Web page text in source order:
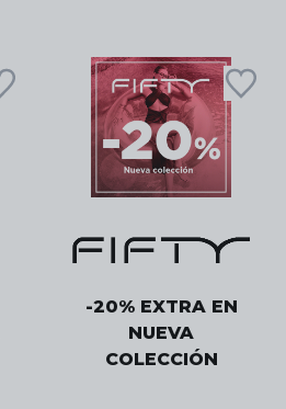
-20% EXTRA EN
NUEVA
COLECCIÓN